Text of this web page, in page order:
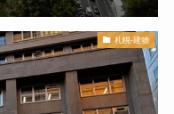
札幌-建物